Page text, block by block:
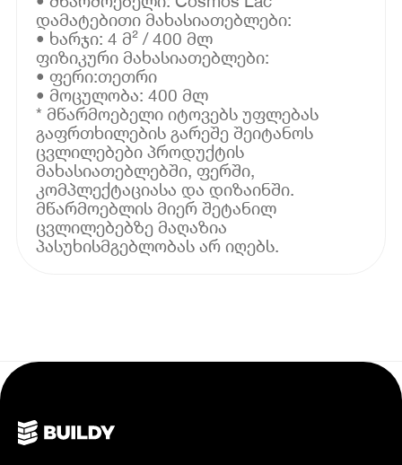
დამატებითი მახასიათებლები:
• ხარჯი: 4 მ² / 400 მლ
ფიზიკური მახასიათებლები:
• ფერი:თეთრი
• მოცულობა: 400 მლ
* მწარმოებელი იტოვებს უფლებას
გაფრთხილების გარეშე შეიტანოს
ცვლილებები პროდუქტის
მახასიათებლებში, ფერში,
კომპლექტაციასა და დიზაინში.
მწარმოებლის მიერ შეტანილ
ცვლილებებზე მაღაზია
პასუხისმგებლობას არ იღებს.